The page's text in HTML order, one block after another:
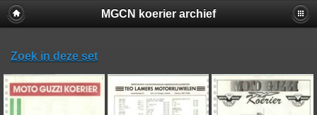
MGCN koerier archief
Zoek in deze set